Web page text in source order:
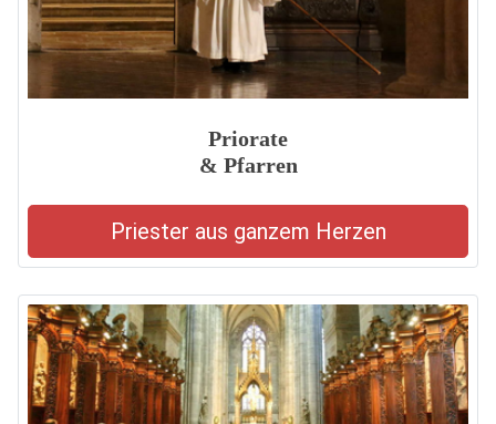
Priorate
& Pfarren
Priester aus ganzem Herzen